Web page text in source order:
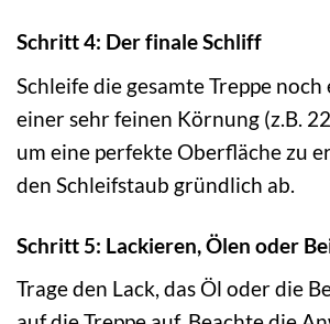
Schritt 4: Der finale Schliff
Schleife die gesamte Treppe
einer sehr feinen Körnung (z.B.
um eine perfekte Oberfläche zu
den Schleifstaub gründlich ab.
Schritt 5: Lackieren, Ölen oder
Trage den Lack, das Öl oder die